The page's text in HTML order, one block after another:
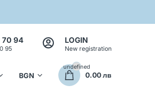
70 94
95
LOGIN
New registration
undefined
0.00 лв